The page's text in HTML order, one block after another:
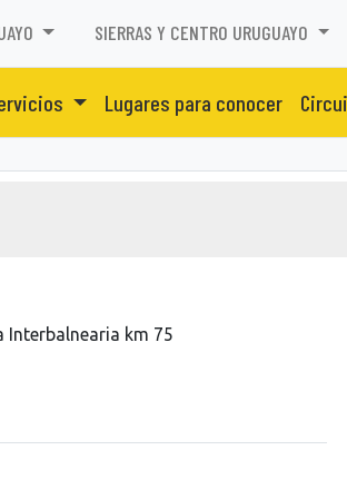
SIERRAS Y CENTRO URUGUAYO
Lugares para conocer
Interbalnearia km 75